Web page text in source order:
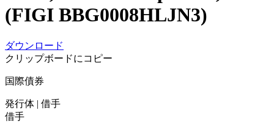
(FIGI BBG0008HLJN3)
ダウンロード
クリップボードにコピー
国際債券
発行体 | 借手
借手